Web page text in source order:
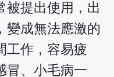
被提出使用，出
變成無法應激的
工作，容易疲
冒、小毛病一